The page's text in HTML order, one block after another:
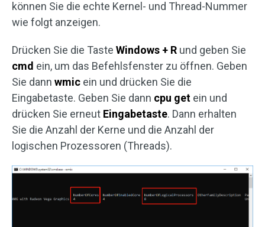
können Sie die echte Kernel- und Thread-Nummer
wie folgt anzeigen.
Drücken Sie die Taste Windows + R und geben Sie
cmd ein, um das Befehlsfenster zu öffnen. Geben
Sie dann wmic ein und drücken Sie die
Eingabetaste. Geben Sie dann cpu get ein und
drücken Sie erneut Eingabetaste. Dann erhalten
Sie die Anzahl der Kerne und die Anzahl der
logischen Prozessoren (Threads).